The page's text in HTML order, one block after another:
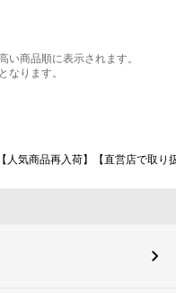
い商品順に表示されます。
なります。
【人気商品再入荷】【直営店で取